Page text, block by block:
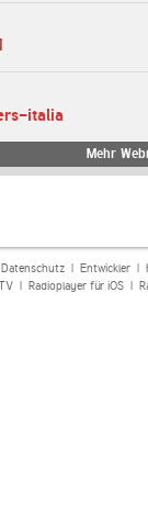
italia
Mehr
Datenschutz| Entwickler|
| Radioplayer für iOS|